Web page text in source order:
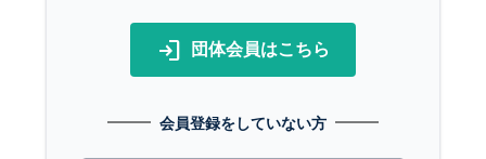
login 団体会員はこちら
会員登録をしていない方